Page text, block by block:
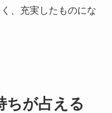
、充実したものにな
ちが占える